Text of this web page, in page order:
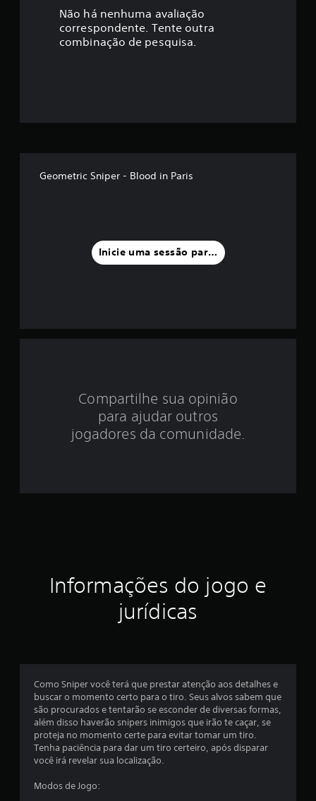
m
d
e
s
e
m
u
Não há nenhuma avaliação
correspondente. Tente outra
combinação de pesquisa.
Geometric Sniper - Blood in Paris
Inicie uma sessão para classificar
Compartilhe sua opinião
para ajudar outros
jogadores da comunidade.
Informações do jogo e
jurídicas
Como Sniper você terá que prestar atenção aos detalhes e
buscar o momento certo para o tiro. Seus alvos sabem que
são procurados e tentarão se esconder de diversas formas,
além disso haverão snipers inimigos que irão te caçar, se
proteja no momento certe para evitar tomar um tiro.
Tenha paciência para dar um tiro certeiro, após disparar
você irá revelar sua localização.
Modos de Jogo: